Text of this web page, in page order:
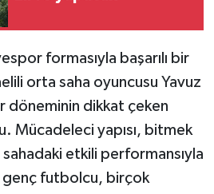
formasıyla başarılı bir
orta saha oyuncusu Yavuz
döneminin dikkat çeken
Mücadeleci yapısı, bitmek
etkili performansıyla
genç futbolcu, birçok